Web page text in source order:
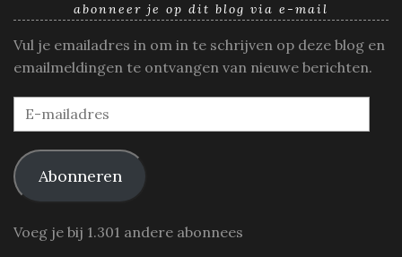
abonneer je op dit blog via e-mail
Vul je emailadres in om in te schrijven op deze blog en
emailmeldingen te ontvangen van nieuwe berichten.
E-
mailadres
Abonneren
Voeg je bij 1.301 andere abonnees